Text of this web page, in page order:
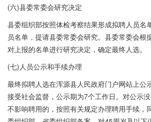
(六)县委常委会研究决定
县委组织部按照体检考察结果形成拟聘人员名
员名单，提请县委常委会研究。县委常委会根
对上报的名单进行研究决定，确定最终人选。
(七)人员公示和手续办理
最终拟聘人选在浑源县人民政府门户网站上公
接受社会监督，公示期为7个工作日。对公示
不影响聘用的，按照有关规定办理聘用手续，